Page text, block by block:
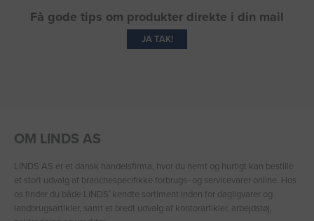
Få gode tips om produkter direkte i din mail
JA TAK!
OM LINDS AS
LINDS AS er et dansk handelsfirma, hvor du nemt og hurtigt kan bestille
et stort udvalg af branchespecifikke forbrugs- og servicevarer online. Hos
os finder du både LINDS′ kendte sortiment inden for dagligvarer og
landbrugsartikler, samt et bredt udvalg af kontorartikler, arbejdstøj,